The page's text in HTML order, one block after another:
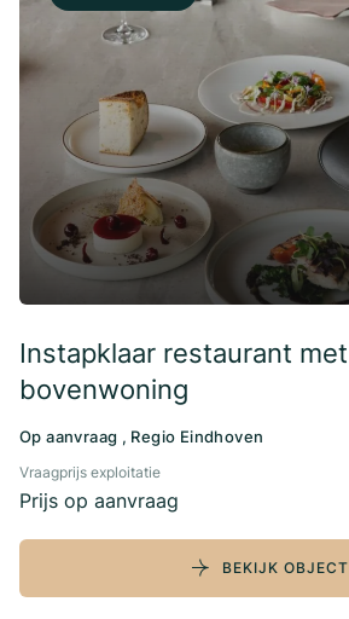
Instapklaar restaurant met
bovenwoning
Op aanvraag , Regio Eindhoven
Vraagprijs exploitatie
Prijs op aanvraag
BEKIJK OBJECT